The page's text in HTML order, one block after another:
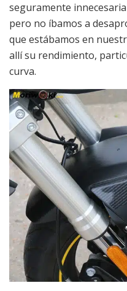
seguramente
pero no íbamos a
que estábamos en
allí su rendimiento,
curva.